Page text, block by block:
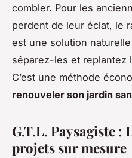
combler. Pour les
perdent de leur éclat, le
est une solution
séparez-les et replantez
C’est une méthode
renouveler son jardin
G.T.L. Paysagiste :
projets sur mesure